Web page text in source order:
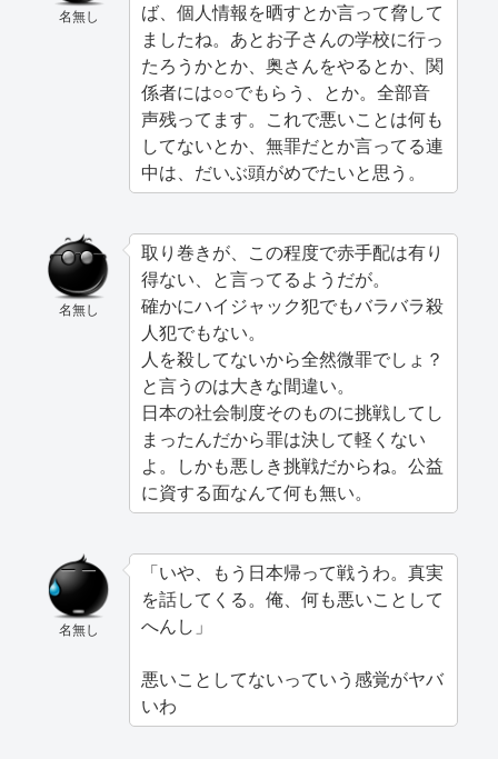
名無し
ば、個人情報を晒すとか言って脅して
ましたね。あとお子さんの学校に行っ
たろうかとか、奥さんをやるとか、関
係者には○○でもらう、とか。全部音
声残ってます。これで悪いことは何も
してないとか、無罪だとか言ってる連
中は、だいぶ頭がめでたいと思う。
名無し
取り巻きが、この程度で赤手配は有り
得ない、と言ってるようだが。
確かにハイジャック犯でもバラバラ殺
人犯でもない。
人を殺してないから全然微罪でしょ？
と言うのは大きな間違い。
日本の社会制度そのものに挑戦してし
まったんだから罪は決して軽くない
よ。しかも悪しき挑戦だからね。公益
に資する面なんて何も無い。
名無し
「いや、もう日本帰って戦うわ。真実
を話してくる。俺、何も悪いことして
へんし」
悪いことしてないっていう感覚がヤバ
いわ